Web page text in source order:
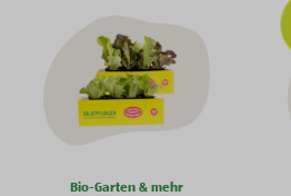
Bio-Garten & mehr